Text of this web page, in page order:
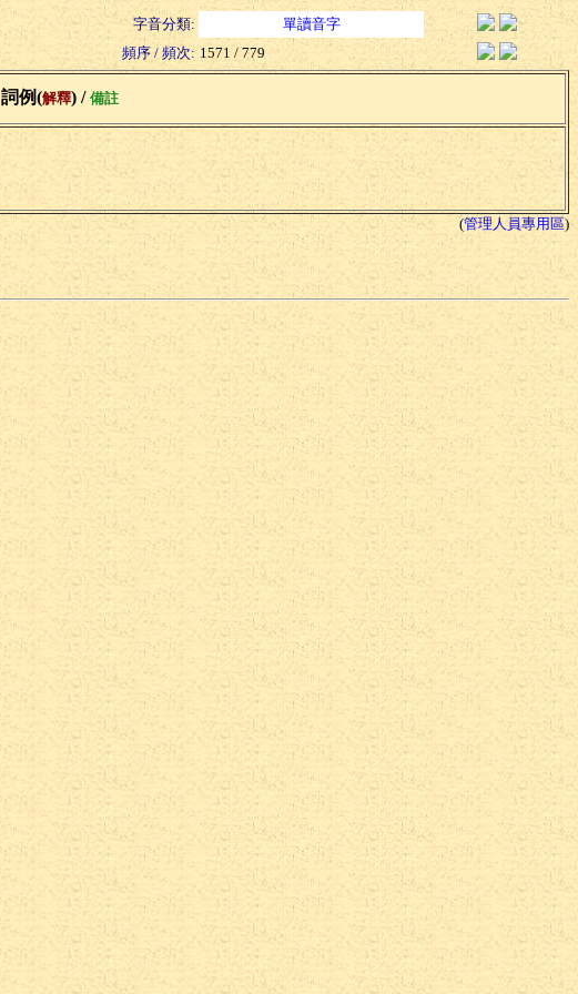
字音分類:
單讀音字
頻序 / 頻次: 1571 / 779
詞例(解釋) / 備註
(管理人員專用區)